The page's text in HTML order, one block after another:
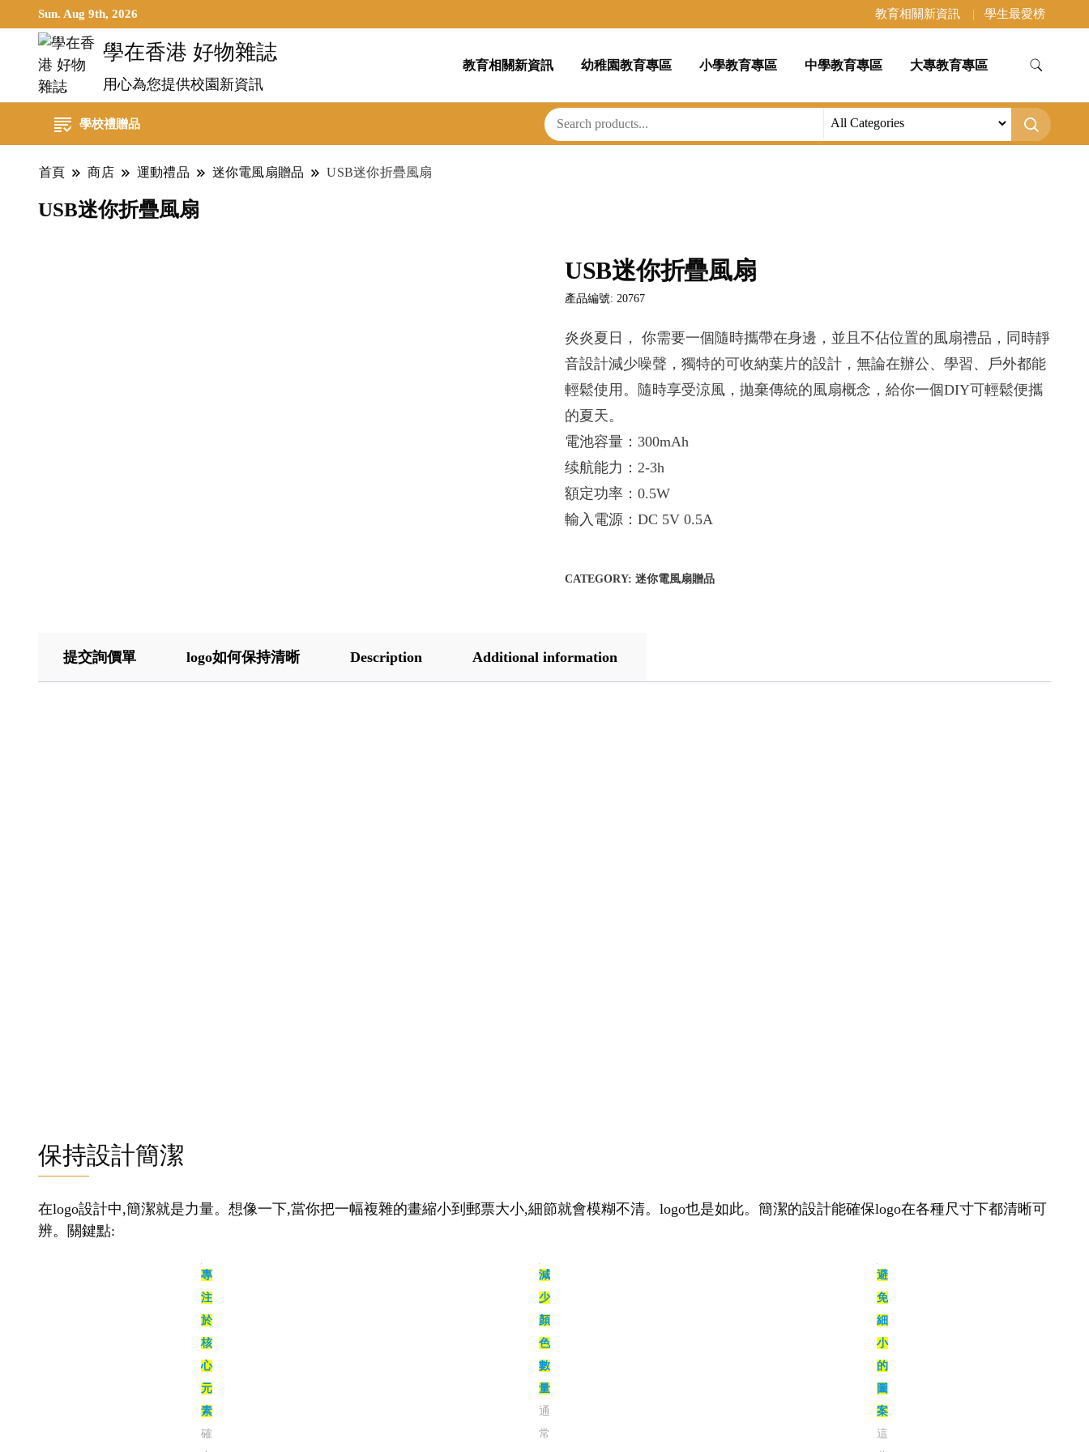
Sun. Aug 9th, 2026 教育相關新資訊 學生最愛榜
學在香港 好物雜誌
用心為您提供校園新資訊
教育相關新資訊 幼稚園教育專區 小學教育專區 中學教育專區 大專教育專區
學校禮贈品
首頁 商店 運動禮品 迷你電風扇贈品 USB迷你折疊風扇
USB迷你折疊風扇
USB迷你折疊風扇
產品編號: 20767
炎炎夏日， 你需要一個隨時攜帶在身邊，並且不佔位置的風扇禮品，同時靜
音設計減少噪聲，獨特的可收納葉片的設計，無論在辦公、學習、戶外都能
輕鬆使用。隨時享受涼風，拋棄傳統的風扇概念，給你一個DIY可輕鬆便攜
的夏天。
電池容量：300mAh
续航能力：2-3h
額定功率：0.5W
輸入電源：DC 5V 0.5A
CATEGORY: 迷你電風扇贈品
提交詢價單 logo如何保持清晰 Description Additional information
保持設計簡潔
在logo設計中,簡潔就是力量。想像一下,當你把一幅複雜的畫縮小到郵票大小,細節就會模糊不清。logo也是如此。簡潔的設計能確保logo在各種尺寸下都清晰可
辨。關鍵點:
專注於核心元素
的主要特徵,去除不必要的
裝飾
減少顏色數量
顏色就足夠了
避免細小的圖案
小時容易消失
例如,蘋果公司的logo就是簡潔設計的典範。一個簡單的蘋果輪廓,加上一小口咬痕,即使縮小到極小的尺寸,也能立即識別。同樣,Nike的swoosh標誌也是簡潔設計
的代表,一個簡單的曲線就能傳達動感和速度的感覺。在設計過程中,不斷問自己:”這個元素真的必要嗎?”如果答案是否定的,大膽去掉它。記住,在logo設計中,減